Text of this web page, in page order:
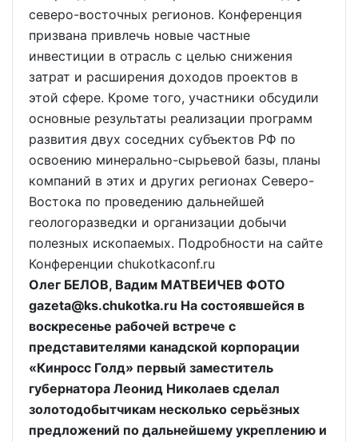
северо-восточных регионов. Конференция
призвана привлечь новые частные
инвестиции в отрасль с целью снижения
затрат и расширения доходов проектов в
этой сфере. Кроме того, участники обсудили
основные результаты реализации программ
развития двух соседних субъектов РФ по
освоению минерально-сырьевой базы, планы
компаний в этих и других регионах Северо-
Востока по проведению дальнейшей
геологоразведки и организации добычи
полезных ископаемых. Подробности на сайте
Конференции chukotkaconf.ru
Олег БЕЛОВ, Вадим МАТВЕИЧЕВ ФОТО
gazeta@ks.chukotka.ru На состоявшейся в
воскресенье рабочей встрече с
представителями канадской корпорации
«Кинросс Голд» первый заместитель
губернатора Леонид Николаев сделал
золотодобытчикам несколько серьёзных
предложений по дальнейшему укреплению и